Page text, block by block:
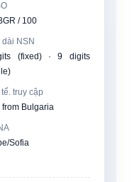
/ 100
NSN
(fixed) · 9 digits
truy cập
from Bulgaria
Sofia